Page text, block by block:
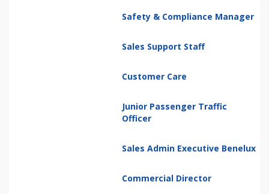
Safety & Compliance Manager
Officer
Sales Admin Executive Benelux